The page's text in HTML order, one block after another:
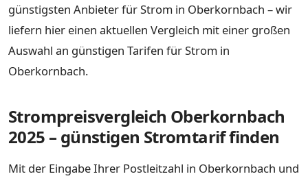
günstigsten Anbieter für Strom in Oberkornbach – wir
liefern hier einen aktuellen Vergleich mit einer großen
Auswahl an günstigen Tarifen für Strom in
Oberkornbach.
Strompreisvergleich Oberkornbach
2025 – günstigen Stromtarif finden
Mit der Eingabe Ihrer Postleitzahl in Oberkornbach und